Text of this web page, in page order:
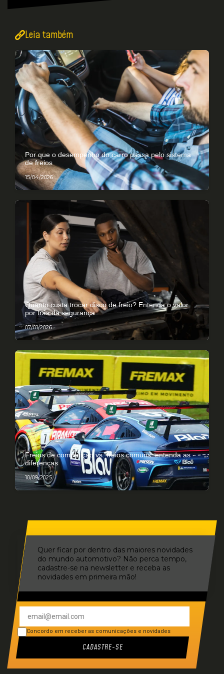
Leia também
Por que o desempenho do carro passa pelo sistema
de freios
15/04/2026
Quanto custa trocar disco de freio? Entenda o valor
por trás da segurança
07/01/2026
Freios de competição vs. freios comuns: entenda as
diferenças
10/09/2025
Quer ficar por dentro das maiores novidades
do mundo automotivo? Não perca tempo,
cadastre-se na newsletter e receba as
novidades em primeira mão!
Concordo em receber as comunicações e novidades
CADASTRE-SE